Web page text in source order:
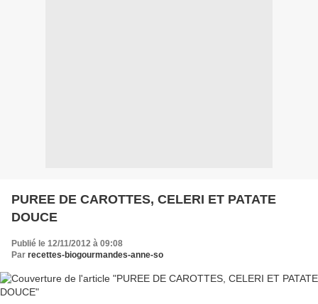
PUREE DE CAROTTES, CELERI ET PATATE
DOUCE
Publié le 12/11/2012 à 09:08
Par recettes-biogourmandes-anne-so